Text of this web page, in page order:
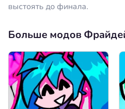
выстоять до финала.
Больше модов